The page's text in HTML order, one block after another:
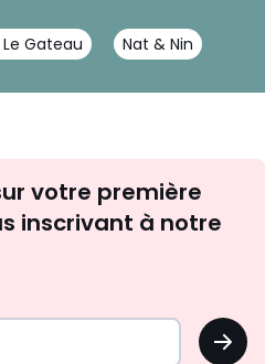
Le Gateau Nat & Nin
newsletter
votre première
inscrivant à notre
OK